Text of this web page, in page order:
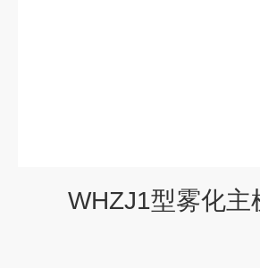
WHZJ1型雾化主